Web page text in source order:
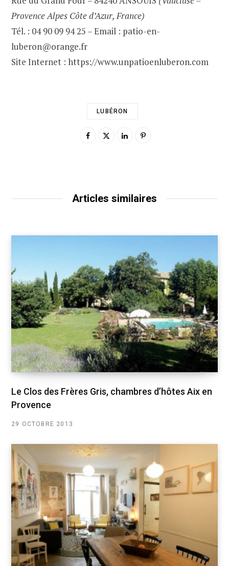
Provence Alpes Côte d’Azur, France)
Tél. : 04 90 09 94 25 – Email : patio-en-
luberon@orange.fr
Site Internet : https://www.unpatioenluberon.com
LUBÉRON
Articles similaires
Le Clos des Frères Gris, chambres d’hôtes Aix en
Provence
29 OCTOBRE 2013